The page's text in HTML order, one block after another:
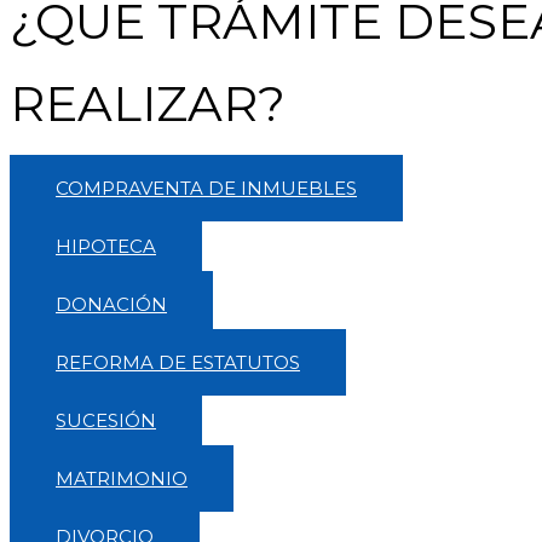
¿QUE TRÁMITE
REALIZAR?
COMPRAVENTA DE INMUEBLES
HIPOTECA
DONACIÓN
REFORMA DE ESTATUTOS
SUCESIÓN
MATRIMONIO
DIVORCIO